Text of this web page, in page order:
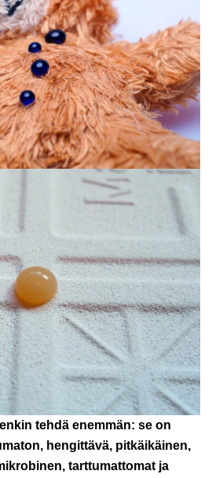
tehdä enemmän: se on
hengittävä, pitkäikäinen,
tarttumattomat ja